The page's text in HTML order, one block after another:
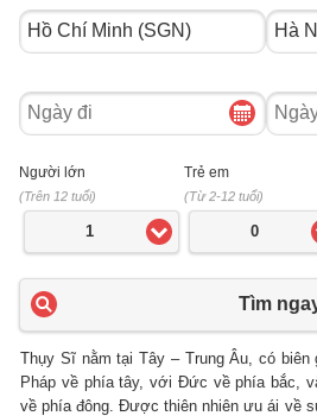
Ngày
đi
Ngày
về
Người lớn
(Trên 12 tuổi)
1
Trẻ em
(Từ 2-12 tuổi)
0
Tìm
Thụy Sĩ nằm tại Tây – Trung Âu, có
Pháp về phía tây, với Đức về phía bắc,
về phía đông. Được thiên nhiên ưu ái về